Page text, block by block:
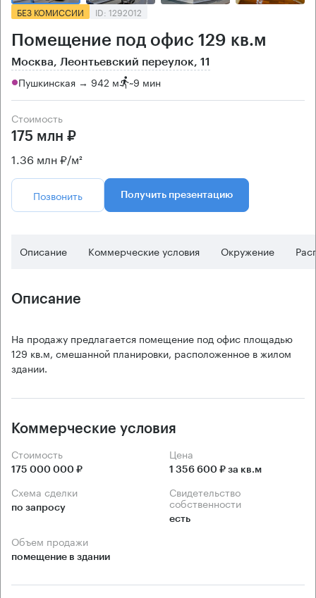
БЕЗ КОМИССИИ ID: 1292012
Помещение под офис 129 кв.м
Москва, Леонтьевский переулок, 11
Пушкинская → 942 м ~9 мин
Стоимость
175 млн ₽
1.36 млн ₽/м²
Позвонить Получить презентацию
Описание Коммерческие условия Окружение
Описание
На продажу предлагается помещение под офис площадью
129 кв.м, смешанной планировки, расположенное в жилом
здании.
Коммерческие условия
Стоимость
175 000 000 ₽
Цена
1 356 600 ₽ за кв.м
Схема сделки
по запросу
Свидетельство
собственности
есть
Объем продажи
помещение в здании